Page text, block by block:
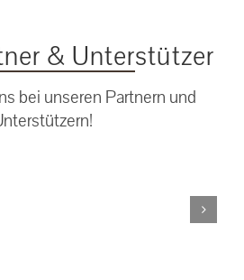
& Unterstützer
bei unseren Partnern und